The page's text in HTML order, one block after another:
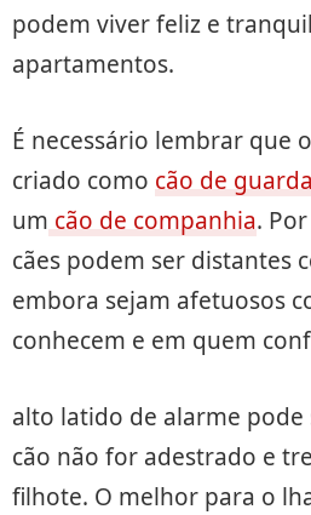
podem viver feliz e
apartamentos.
É necessário lembrar que
criado como cão de
umcão de companhia.
cães podem ser distantes
embora sejam afetuosos
conhecem e em quem
alto latido de alarme
cão não for adestrado e
filhote. O melhor para o